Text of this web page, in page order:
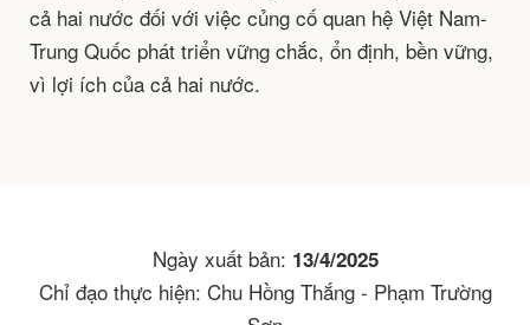
cả hai nước đối với việc củng cố quan hệ Việt Nam-
Trung Quốc phát triển vững chắc, ổn định, bền vững,
vì lợi ích của cả hai nước.
Ngày xuất bản: 13/4/2025
Chỉ đạo thực hiện: Chu Hồng Thắng - Phạm Trường